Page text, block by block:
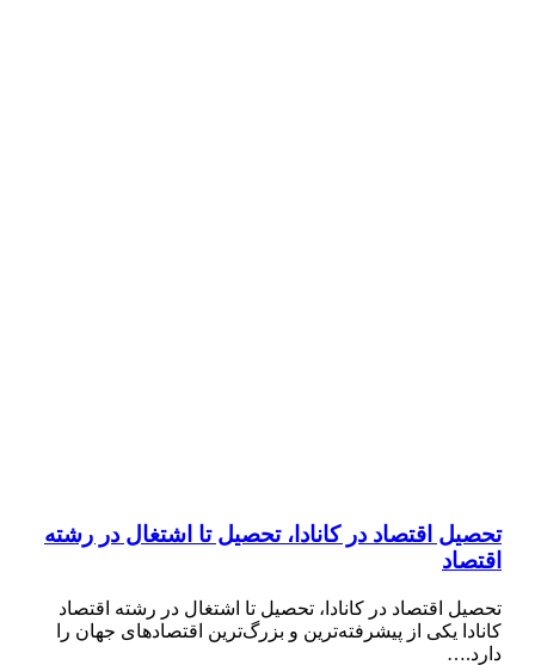
تحصیل اقتصاد در کانادا، تحصیل تا اشتغال در رشته
اقتصاد
تحصیل اقتصاد در کانادا، تحصیل تا اشتغال در رشته اقتصاد
کانادا یکی از پیشرفته‌ترین و بزرگ‌ترین اقتصادهای جهان را
دارد.…